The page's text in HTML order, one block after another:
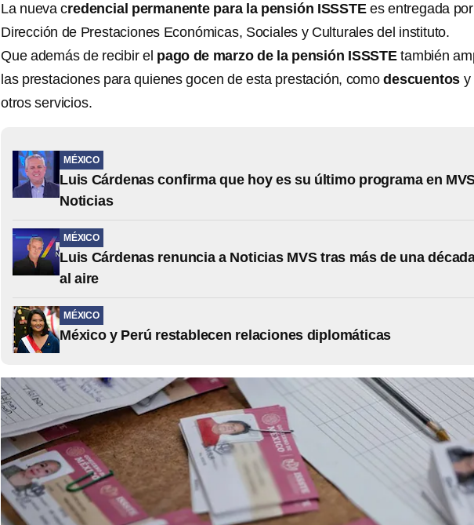
La nueva credencial permanente para la pensión ISSSTEes entregada
Dirección de Prestaciones Económicas, Sociales y Culturales del instituto.
Que además de recibir el pago de marzo de la pensión ISSSTEtambién
las prestaciones para quienes gocen de esta prestación, comodescuentos y
otros servicios.
MÉXICO
Luis Cárdenas confirma que hoy es su último programa en
Noticias
MÉXICO
Luis Cárdenas renuncia a Noticias MVS tras más de una
al aire
MÉXICO
México y Perú restablecen relaciones diplomáticas